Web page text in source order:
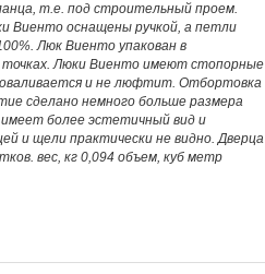
т.е. под строительный проем.
оснащены ручкой, а петли
Люк Виенто упакован в
точках. Люки Виенто имеют стопорные
и не люфтит. Отбортовка
сделано немного больше размера
более эстетичный вид и
и щели практически не видно. Дверца
вес, кг 0,094 объем, куб метр